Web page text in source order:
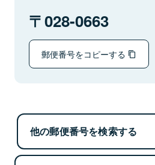
028-0663
郵便番号をコピーする
他の郵便番号を検索する